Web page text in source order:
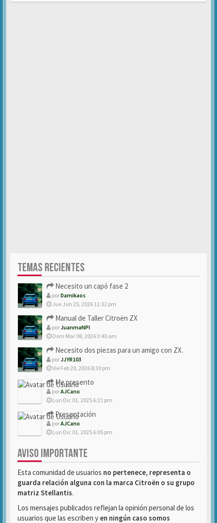
TEMAS RECIENTES
Necesito un capó fase 2
porDamikaos
Jue Jun 25, 2026 11:32 pm
Manual de Taller Citroën ZX
porJuanmaNPI
Dom Mar 08, 2026 3:40 am
Necesito dos piezas para un amigo con ZX.
porJJYR103
Vie Feb 20, 2026 8:30 pm
Me presento
porAJCano
Lun Dic 01, 2025 6:21 pm
Presentación
porAJCano
Lun Dic 01, 2025 6:05 pm
AVISO IMPORTANTE
Esta comunidad de usuarios no pertenece, representa o
guarda relación alguna con la marca Citroën o su grupo
matriz Stellantis.
Los mensajes publicados reflejan la opinión personal de los
usuarios que las escriben y en ningún caso somos